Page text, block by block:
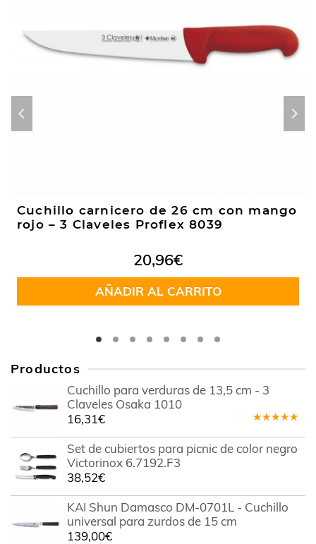
Cuchillo carnicero de 26 cm con mango
rojo – 3 Claveles Proflex 8039
20,96€
AÑADIR AL CARRITO
Productos
Cuchillo para verduras de 13,5 cm - 3
Claveles Osaka 1010
en5.00de
5
16,31€
Set de cubiertos para picnic de color negro
Victorinox 6.7192.F3
38,52€
KAI Shun Damasco DM-0701L - Cuchillo
universal para zurdos de 15 cm
139,00€